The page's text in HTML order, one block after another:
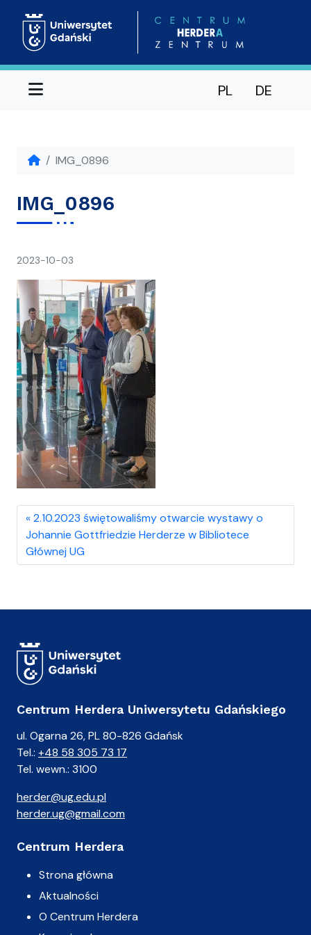
Menu PL DE
IMG_0896
IMG_0896
2023-10-03
2.10.2023 świętowaliśmy otwarcie wystawy o
Johannie Gottfriedzie Herderze w Bibliotece
Głównej UG
Centrum Herdera Uniwersytetu Gdańskiego
ul. Ogarna 26, PL 80-826 Gdańsk
Tel.: +48 58 305 73 17
Tel. wewn.: 3100
herder@ug.edu.pl
herder.ug@gmail.com
Centrum Herdera
Strona główna
Aktualności
O Centrum Herdera